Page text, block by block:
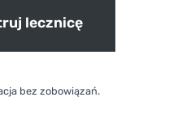
lecznicę
bez zobowiązań.